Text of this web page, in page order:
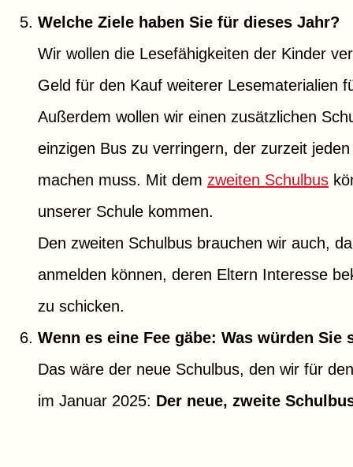
Welche Ziele haben Sie für dieses Jahr?
Wir wollen die Lesefähigkeiten der Kinder
Geld für den Kauf weiterer Lesematerialien
Außerdem wollen wir einen zusätzlichen
einzigen Bus zu verringern, der zurzeit
machen muss. Mit dem zweiten Schulbus
unserer Schule kommen.
Den zweiten Schulbus brauchen wir auch,
anmelden können, deren Eltern Interesse
zu schicken.
Wenn es eine Fee gäbe: Was würden
Das wäre der neue Schulbus, den wir für
im Januar 2025: Der neue, zweite